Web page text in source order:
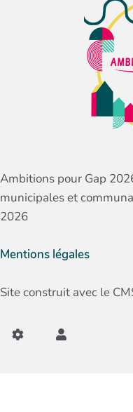
Ambitions pour Gap
municipales et
2026
Mentions légales
Site construit avec le